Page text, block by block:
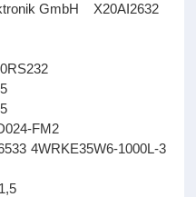
GmbH X20AI2632
FM2
4WRKE35W6-1000L-3